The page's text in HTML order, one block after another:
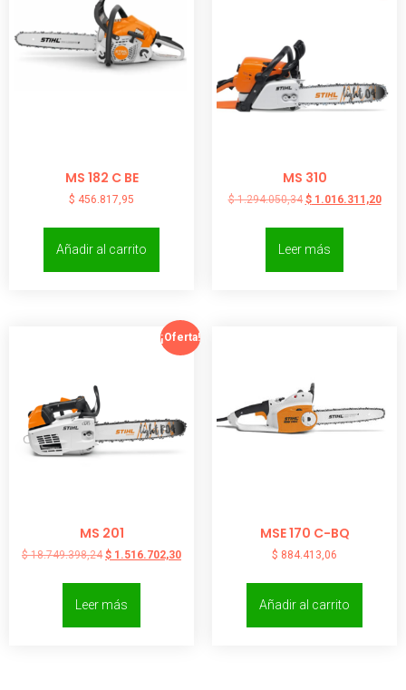
MS 182 C BE
$ 456.817,95
Añadir al carrito
MS 310
$1.294.050,34 $1.016.311,20
Leer más
¡Oferta!
MS 201
$18.749.398,24 $ 1.516.702,30
Leer más
MSE 170 C-BQ
$ 884.413,06
Añadir al carrito